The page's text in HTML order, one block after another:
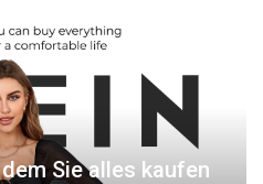
Sie alles kaufen